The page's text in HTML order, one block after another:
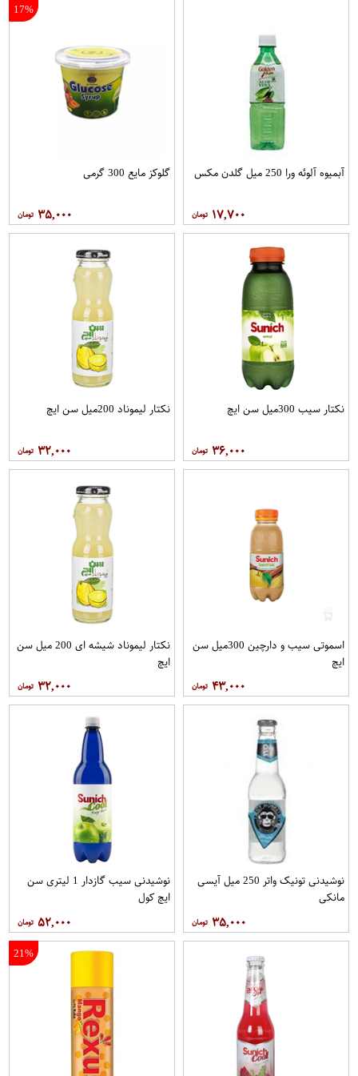
آبمیوه آلوئه ورا 250 میل گلدن مکس
۱۷,۷۰۰
17%
گلوکز مایع 300 گرمی
۳۵,۰۰۰
نکتار سیب 300میل سن ایچ
۳۶,۰۰۰
نکتار لیموناد 200میل سن ایچ
۳۲,۰۰۰
اسموتی سیب و دارچین 300میل سن
ایچ
۴۳,۰۰۰
نکتار لیموناد شیشه ای 200 میل سن
ایچ
۳۲,۰۰۰
نوشیدنی تونیک واتر 250 میل آیسی
مانکی
۳۵,۰۰۰
نوشیدنی سیب گازدار 1 لیتری سن
ایچ کول
۵۲,۰۰۰
21%